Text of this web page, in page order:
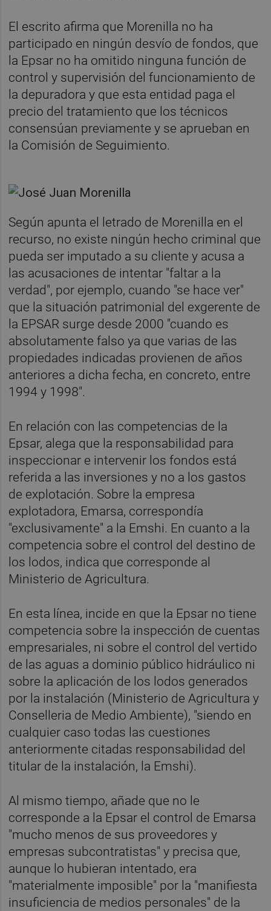
El escrito afirma que Morenilla no ha
participado en ningún desvío de fondos, que
la Epsar no ha omitido ninguna función de
control y supervisión del funcionamiento de
la depuradora y que esta entidad paga el
precio del tratamiento que los técnicos
consensúan previamente y se aprueban en
la Comisión de Seguimiento.
Según apunta el letrado de Morenilla en el
recurso, no existe ningún hecho criminal que
pueda ser imputado a su cliente y acusa a
las acusaciones de intentar "faltar a la
verdad", por ejemplo, cuando "se hace ver"
que la situación patrimonial del exgerente de
la EPSAR surge desde 2000 "cuando es
absolutamente falso ya que varias de las
propiedades indicadas provienen de años
anteriores a dicha fecha, en concreto, entre
1994 y 1998".
En relación con las competencias de la
Epsar, alega que la responsabilidad para
inspeccionar e intervenir los fondos está
referida a las inversiones y no a los gastos
de explotación. Sobre la empresa
explotadora, Emarsa, correspondía
"exclusivamente" a la Emshi. En cuanto a la
competencia sobre el control del destino de
los lodos, indica que corresponde al
Ministerio de Agricultura.
En esta línea, incide en que la Epsar no tiene
competencia sobre la inspección de cuentas
empresariales, ni sobre el control del vertido
de las aguas a dominio público hidráulico ni
sobre la aplicación de los lodos generados
por la instalación (Ministerio de Agricultura y
Conselleria de Medio Ambiente), "siendo en
cualquier caso todas las cuestiones
anteriormente citadas responsabilidad del
titular de la instalación, la Emshi).
Al mismo tiempo, añade que no le
corresponde a la Epsar el control de Emarsa
"mucho menos de sus proveedores y
empresas subcontratistas" y precisa que,
aunque lo hubieran intentado, era
"materialmente imposible" por la "manifiesta
insuficiencia de medios personales" de la